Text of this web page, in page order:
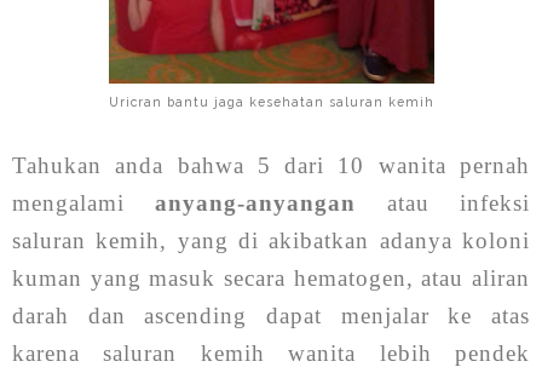
Uricran bantu jaga kesehatan saluran kemih
Tahukan anda bahwa 5 dari 10 wanita pernah
mengalamianyang-anyangan
atau infeksi
saluran kemih, yang di akibatkan adanya koloni
kuman yang masuk secara hematogen, atau aliran
darah dan ascending dapat menjalar ke atas
karena saluran kemih wanita lebih pendek